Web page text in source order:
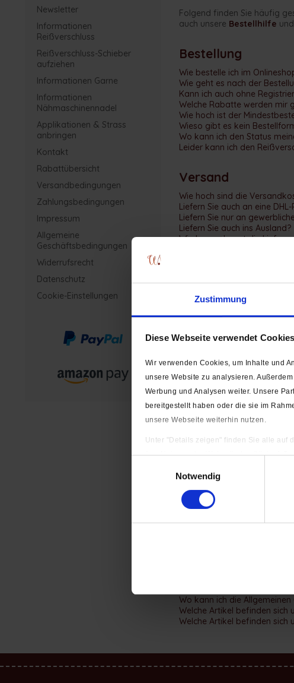
Zustimmung
Diese Webseite verwendet Cookies
Wir verwenden Cookies, um Inhalte und
unsere Website zu analysieren.
Werbung und Analysen weiter. Unsere
bereitgestellt haben oder die sie im
unsere Webseite weiterhin nutzen.
Unter "Details zeigen" finden Sie alle auf
(zur Nutzung der Webseite benötigten)
Impressum|Datenschutzerklärung
Notwendig
Newsletter
Informationen
Reißverschluss
Reißverschluss-Schieber
aufziehen
Informationen Garne
Informationen
Nähmaschinennadel
Applikationen & Strass
anbringen
Kontakt
Rabattübersicht
Versandbedingungen
Zahlungsbedingungen
Impressum
Allgemeine
Geschäftsbedingungen
Widerrufsrecht
Datenschutz
Cookie-Einstellungen
Folgend finden Sie häufig
auch unsere Bestellhilfe
Bestellung
Wie bestelle ich im
Wie geht es nach der
Kann ich auch ohne
Welche Rabatte werden mir
Wie hoch ist der
Wieso gibt es kein
Wo kann ich den Status
Leider kann ich den
Versand
Wie hoch sind die
Liefern Sie auch an eine
Liefern Sie nur an
Liefern Sie auch ins Ausland?
Wie lange dauert die
Wie löse ich meinen Gutschein
Mein Konto
Welche Vorteile habe ich
Wie kann ich "Mein Konto"
Ich habe mein Passwort
Wie funktionieren die
Kundengruppen
Welche Kundengruppen gibt
Wie kann ich meine
Wieso hört die Produktseite
Wo kann ich die
Welche Artikel befinden sich
Welche Artikel befinden sich